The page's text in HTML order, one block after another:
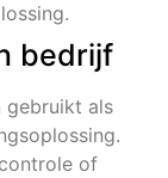
bedrijf
gebruikt als
of